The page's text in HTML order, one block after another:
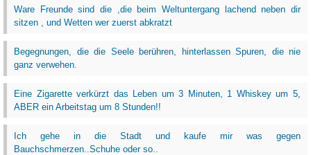
Ware Freunde sind die ,die beim Weltuntergang lachend neben dir
sitzen , und Wetten wer zuerst abkratzt
Begegnungen, die die Seele berühren, hinterlassen Spuren, die nie
ganz verwehen.
Eine Zigarette verkürzt das Leben um 3 Minuten, 1 Whiskey um 5,
ABER ein Arbeitstag um 8 Stunden!!
Ich gehe in die Stadt und kaufe mir was gegen
Bauchschmerzen..Schuhe oder so..